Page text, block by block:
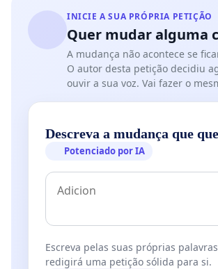
INICIE A SUA PRÓPRIA PETIÇÃO
Quer mudar alguma
A mudança não acontece se
O autor desta petição decidiu
ouvir a sua voz. Vai fazer o
Descreva a mudança que
Potenciado por IA
Escreva pelas suas próprias
redigirá uma petição sólida para si.